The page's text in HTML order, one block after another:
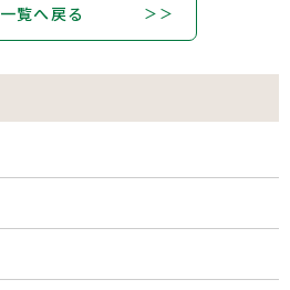
一覧へ戻る